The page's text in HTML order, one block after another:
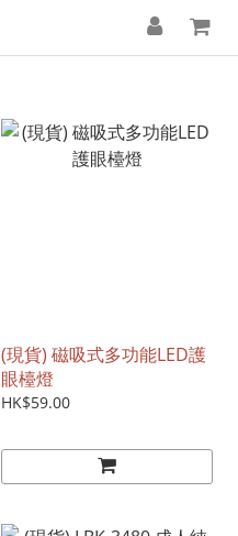
(現貨) 磁吸式多功能LED護
眼檯燈
HK$59.00